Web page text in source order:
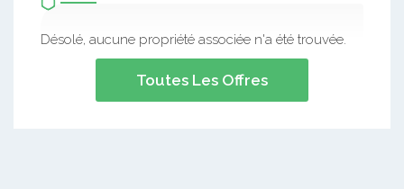
Désolé, aucune propriété associée n'a été trouvée.
Toutes Les Offres